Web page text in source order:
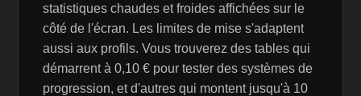
statistiques chaudes et froides affichées sur le
côté de l'écran. Les limites de mise s'adaptent
aussi aux profils. Vous trouverez des tables qui
démarrent à 0,10 € pour tester des systèmes de
progression, et d'autres qui montent jusqu'à 10